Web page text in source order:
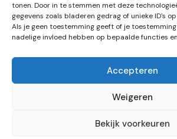
tonen. Door in te stemmen met deze
gegevens zoals bladeren gedrag of unieke ID's
Als je geen toestemming geeft of je
nadelige invloed hebben op bepaalde functies
Accepteren
Weigeren
Bekijk voorkeuren
Showroom
Jaarbeursplein 6
3521 AL Utrecht
Etage 3